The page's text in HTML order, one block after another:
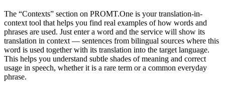
The “Contexts” section on PROMT.One is your translation-in-
context tool that helps you find real examples of how words and
phrases are used. Just enter a word and the service will show its
translation in context — sentences from bilingual sources where this
word is used together with its translation into the target language.
This helps you understand subtle shades of meaning and correct
usage in speech, whether it is a rare term or a common everyday
phrase.